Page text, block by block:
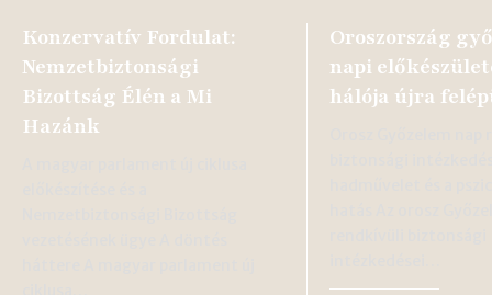
Konzervatív Fordulat:
Nemzetbiztonsági
Bizottság Élén a Mi
Hazánk
Oroszország
napi
hálója újra